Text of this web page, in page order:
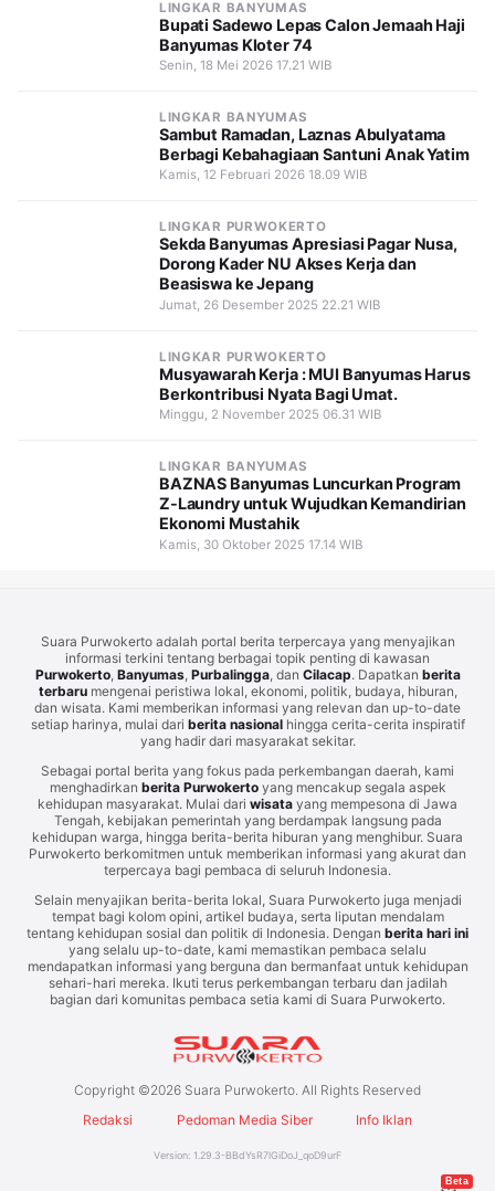
LINGKAR BANYUMAS
Bupati Sadewo Lepas Calon Jemaah Haji
Banyumas Kloter 74
Senin, 18 Mei 2026 17.21 WIB
LINGKAR BANYUMAS
Sambut Ramadan, Laznas Abulyatama
Berbagi Kebahagiaan Santuni Anak Yatim
Kamis, 12 Februari 2026 18.09 WIB
LINGKAR PURWOKERTO
Sekda Banyumas Apresiasi Pagar Nusa,
Dorong Kader NU Akses Kerja dan
Beasiswa ke Jepang
Jumat, 26 Desember 2025 22.21 WIB
LINGKAR PURWOKERTO
Musyawarah Kerja : MUI Banyumas Harus
Berkontribusi Nyata Bagi Umat.
Minggu, 2 November 2025 06.31 WIB
LINGKAR BANYUMAS
BAZNAS Banyumas Luncurkan Program
Z-Laundry untuk Wujudkan Kemandirian
Ekonomi Mustahik
Kamis, 30 Oktober 2025 17.14 WIB
Suara Purwokerto adalah portal berita terpercaya yang menyajikan
informasi terkini tentang berbagai topik penting di kawasan
Purwokerto, Banyumas, Purbalingga, dan Cilacap. Dapatkan berita
terbarumengenai peristiwa lokal, ekonomi, politik, budaya, hiburan,
dan wisata. Kami memberikan informasi yang relevan dan up-to-date
setiap harinya, mulai dari berita nasionalhingga cerita-cerita inspiratif
yang hadir dari masyarakat sekitar.
Sebagai portal berita yang fokus pada perkembangan daerah, kami
menghadirkan berita Purwokertoyang mencakup segala aspek
kehidupan masyarakat. Mulai dari wisata yang mempesona di Jawa
Tengah, kebijakan pemerintah yang berdampak langsung pada
kehidupan warga, hingga berita-berita hiburan yang menghibur. Suara
Purwokerto berkomitmen untuk memberikan informasi yang akurat dan
terpercaya bagi pembaca di seluruh Indonesia.
Selain menyajikan berita-berita lokal, Suara Purwokerto juga menjadi
tempat bagi kolom opini, artikel budaya, serta liputan mendalam
tentang kehidupan sosial dan politik di Indonesia. Dengan berita hari ini
yang selalu up-to-date, kami memastikan pembaca selalu
mendapatkan informasi yang berguna dan bermanfaat untuk kehidupan
sehari-hari mereka. Ikuti terus perkembangan terbaru dan jadilah
bagian dari komunitas pembaca setia kami di Suara Purwokerto.
Copyright ©2026 Suara Purwokerto. All Rights Reserved
Redaksi
Pedoman Media Siber Info Iklan
Version: 1.29.3-BBdYsR7lGiDoJ_qoD9urF
Beta